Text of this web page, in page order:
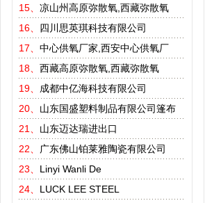
15、 凉山州高原弥散氧,西藏弥散氧
16、 四川思英琪科技有限公司
17、 中心供氧厂家,西安中心供氧厂
18、 西藏高原弥散氧,西藏弥散氧
19、 成都中亿海科技有限公司
20、 山东国盛塑料制品有限公司篷布
21、 山东迈达瑞进出口
22、
广东佛山铂莱雅陶瓷有限公司
23、 Linyi Wanli De
24、 LUCK LEE STEEL